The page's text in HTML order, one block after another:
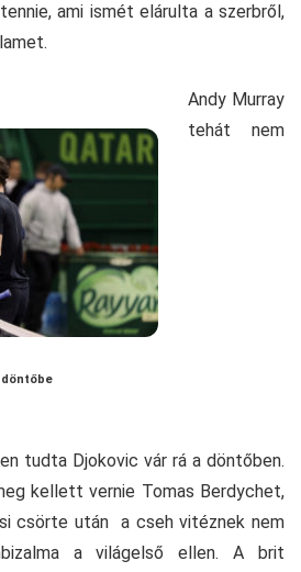
ami ismét elárulta a szerbről,
Andy Murray
tehát nem
tudta Djokovic vár rá a döntőben.
kellett vernie Tomas Berdychet,
csörte után a cseh vitéznek nem
a világelső ellen. A brit